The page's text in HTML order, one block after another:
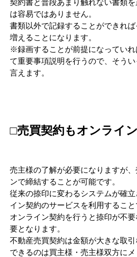
契約書と普段あまり触れない書類
は容易ではありません。
書類以外で記録することができれ
増えることになります。
※録画することが前提になっていれ
て重要事項説明を行うので、そう
言えます。
□売買契約もオンライ
売主様の了解が必要になりますが
ンで締結することが可能です。
従来の捺印に変わるシステムが確
イン契約のサービスを利用すること
オンライン契約を行うと捺印が不
要となります。
不動産売買契約は金額が大きな取
できるのは買主様・売主様双方に